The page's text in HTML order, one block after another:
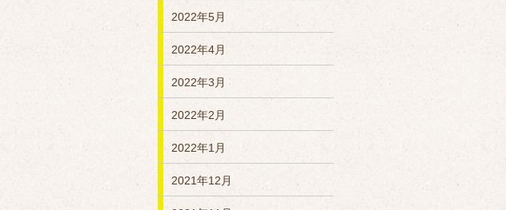
2022年5月
2022年4月
2022年3月
2022年2月
2022年1月
2021年12月